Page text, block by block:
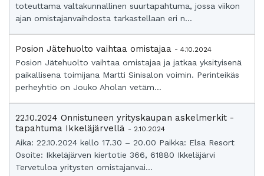
toteuttama valtakunnallinen suurtapahtuma, jossa viikon
ajan omistajanvaihdosta tarkastellaan eri n...
Posion Jätehuolto vaihtaa omistajaa - 4.10.2024
Posion Jätehuolto vaihtaa omistajaa ja jatkaa yksityisenä
paikallisena toimijana Martti Sinisalon voimin. Perinteikäs
perheyhtiö on Jouko Aholan vetäm...
22.10.2024 Onnistuneen yrityskaupan askelmerkit -
tapahtuma Ikkeläjärvellä - 2.10.2024
Aika: 22.10.2024 kello 17.30 – 20.00 Paikka: Elsa Resort
Osoite: Ikkeläjärven kiertotie 366, 61880 Ikkeläjärvi
Tervetuloa yritysten omistajanvai...